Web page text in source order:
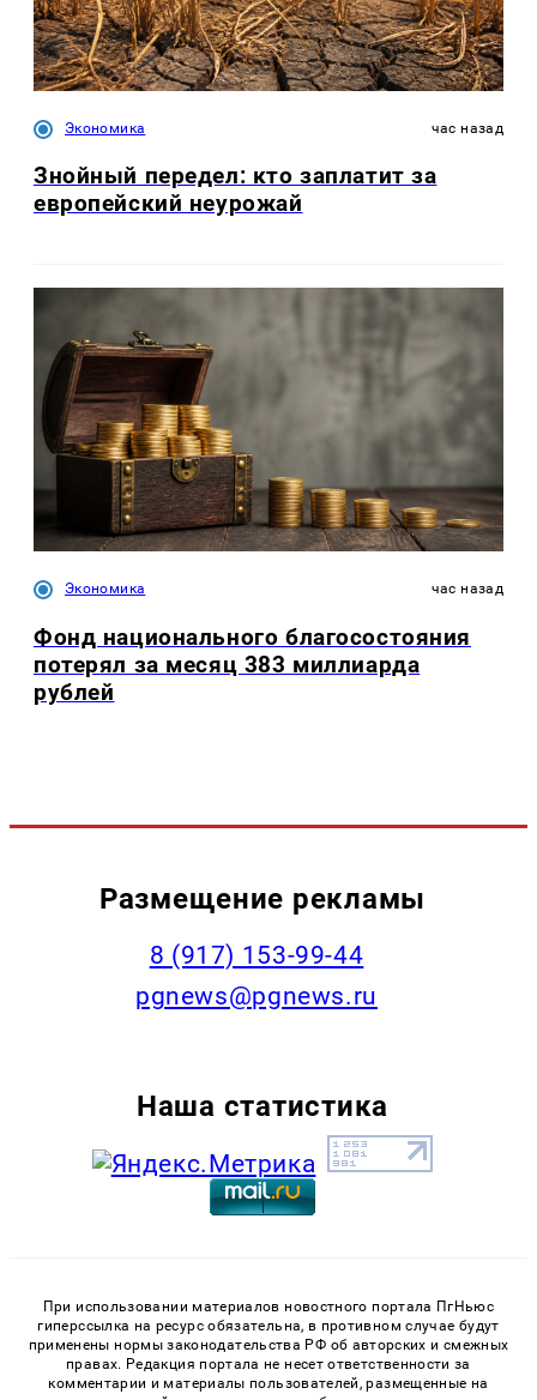
Экономика час назад
Знойный передел: кто заплатит за
европейский неурожай
Экономика час назад
Фонд национального благосостояния
потерял за месяц 383 миллиарда
рублей
Размещение рекламы
‭8 (917) 153-99-44
pgnews@pgnews.ru
Наша статистика
При использовании материалов новостного портала ПгНьюс
гиперссылка на ресурс обязательна, в противном случае будут
применены нормы законодательства РФ об авторских и смежных
правах. Редакция портала не несет ответственности за
комментарии и материалы пользователей, размещенные на